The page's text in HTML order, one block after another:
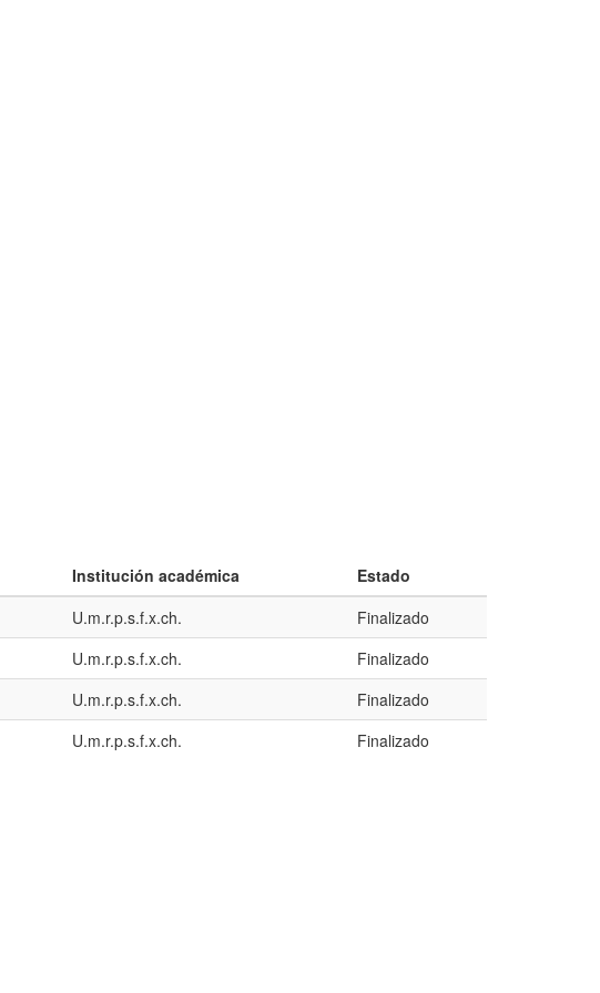
Institución académica
Estado
U.m.r.p.s.f.x.ch.
Finalizado
U.m.r.p.s.f.x.ch.
Finalizado
U.m.r.p.s.f.x.ch.
Finalizado
U.m.r.p.s.f.x.ch. Finalizado